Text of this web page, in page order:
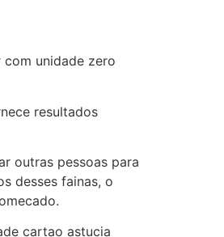
unidade zero
resultados
outras pessoas para
desses fainas, o
cartao astucia